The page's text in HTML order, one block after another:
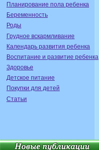
Планирование пола ребенка
Беременность
Роды
Грудное вскармливание
Календарь развития ребенка
Воспитание и развитие ребенка
Здоровье
Детское питание
Покупки для детей
Статьи